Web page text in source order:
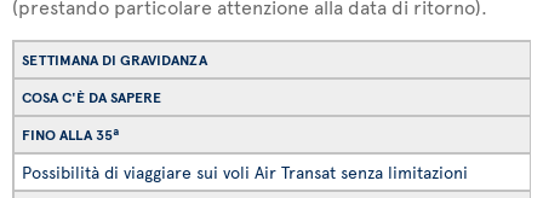
(prestando particolare attenzione alla data di ritorno).
SETTIMANA DI GRAVIDANZA
COSA C'È DA SAPERE
FINO ALLA 35ª
Possibilità di viaggiare sui voli Air Transat senza limitazioni